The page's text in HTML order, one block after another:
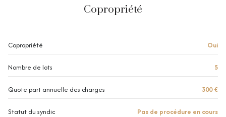
Copropriété
Copropriété Oui
Nombre de lots 5
Quote part annuelle des charges 300 €
Statut du syndic Pas de procédure en cours